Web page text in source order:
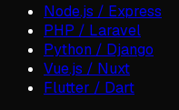
Node.js / Express
PHP / Laravel
Python / Django
Vue.js / Nuxt
Flutter / Dart